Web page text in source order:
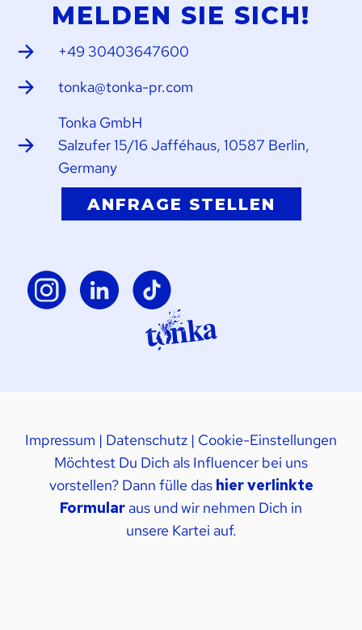
MELDEN SIE SICH!
+49 30403647600
tonka@tonka-pr.com
Tonka GmbH
Salzufer 15/16 Jafféhaus, 10587 Berlin,
Germany
ANFRAGE STELLEN
Impressum | Datenschutz | Cookie-Einstellungen
Möchtest Du Dich als Influencer bei uns
vorstellen? Dann fülle das hier verlinkte
Formular aus und wir nehmen Dich in
unsere Kartei auf.